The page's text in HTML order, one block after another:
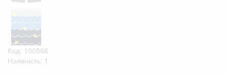
Код: 100566
Наявність: 1